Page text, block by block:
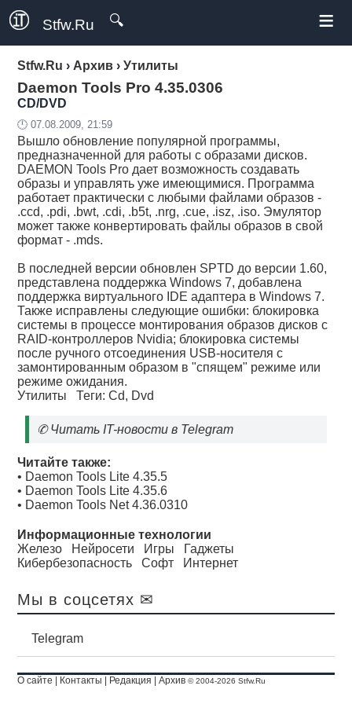
Stfw.Ru 🔍 ≡
Stfw.Ru › Архив ›Утилиты
Daemon Tools Pro 4.35.0306
CD/DVD
🕛 07.08.2009, 21:59
Вышло обновление популярной программы,
предназначенной для работы с образами дисков.
DAEMON Tools Pro дает возможность создавать
образы и управлять уже имеющимися. Программа
работает практически с любыми файлами образов -
.ccd, .pdi, .bwt, .cdi, .b5t, .nrg, .cue, .isz, .iso. Эмулятор
может также конвертировать файлы образов в свой
формат - .mds.
В последней версии обновлен SPTD до версии 1.60,
представлена поддержка Windows 7, добавлена
поддержка виртуального IDE адаптера в Windows 7.
Также исправлены следующие ошибки: блокировка
системы в процессе монтирования образов дисков с
RAID-контроллеров Nvidia; блокировка системы
после ручного отсоединения USB-носителя с
замонтированным образом в "спящем" режиме или
режиме ожидания.
Утилиты Теги:Cd, Dvd
✆Читать IT-новости в Telegram
Читайте также:
• Daemon Tools Lite 4.35.5
• Daemon Tools Lite 4.35.6
• Daemon Tools Net 4.36.0310
Информационные технологии
Железо
Нейросети Игры
Гаджеты
Кибербезопасность
Софт Интернет
Мы в соцсетях ✉
Telegram
О сайте Контакты Редакция |Архив © 2004-2026 Stfw.Ru